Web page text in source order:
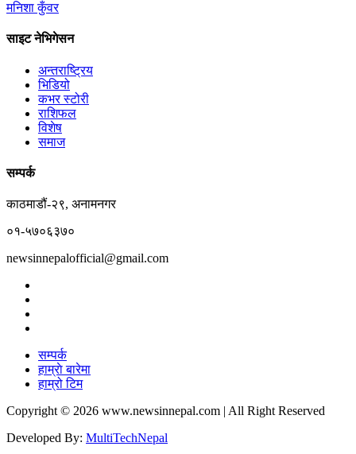
मनिशा कुँवर
साइट नेभिगेसन
अन्तराष्ट्रिय
भिडियो
कभर स्टोरी
राशिफल
विशेष
समाज
सम्पर्क
काठमाडौं-२९, अनामनगर
०१-५७०६३७०
newsinnepalofficial@gmail.com
सम्पर्क
हाम्राे बारेमा
हाम्रो टिम
Copyright © 2026 www.newsinnepal.com | All Right Reserved
Developed By: MultiTechNepal